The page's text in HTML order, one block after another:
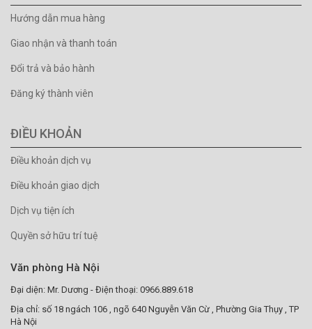
Hướng dẫn mua hàng
Giao nhận và thanh toán
Đổi trả và bảo hành
Đăng ký thành viên
ĐIỀU KHOẢN
Điều khoản dịch vụ
Điều khoản giao dịch
Dịch vụ tiện ích
Quyền sở hữu trí tuệ
Văn phòng Hà Nội
Đại diện: Mr. Dương - Điện thoại: 0966.889.618
Địa chỉ: số 18 ngách 106 , ngõ 640 Nguyễn Văn Cừ , Phường Gia Thụy , TP
Hà Nội